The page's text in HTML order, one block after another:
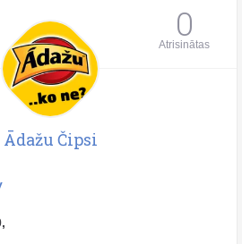
0
Atrisinātas
Ādažu Čipsi